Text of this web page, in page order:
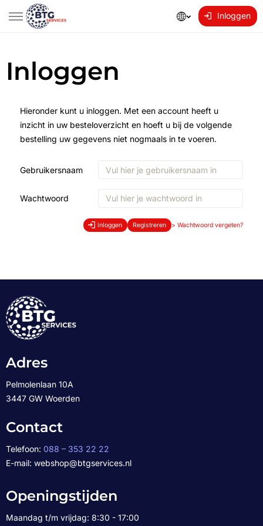
Inloggen
Inloggen
Hieronder kunt u inloggen. Met een account heeft u
inzicht in uw besteloverzicht en hoeft u bij de volgende
bestelling uw gegevens niet nogmaals in te voeren.
Gebruikersnaam
Wachtwoord
Inloggen Registreren > Wachtwoord vergeten?
Adres
Pelmolenlaan 10A
3447 GW Woerden
Contact
Telefoon: 088 – 353 22 22
E-mail: webshop@btgservices.nl
Openingstijden
Maandag t/m vrijdag: 8:30 - 17:00